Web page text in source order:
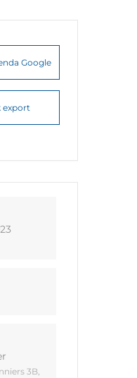
Google
export
3B,